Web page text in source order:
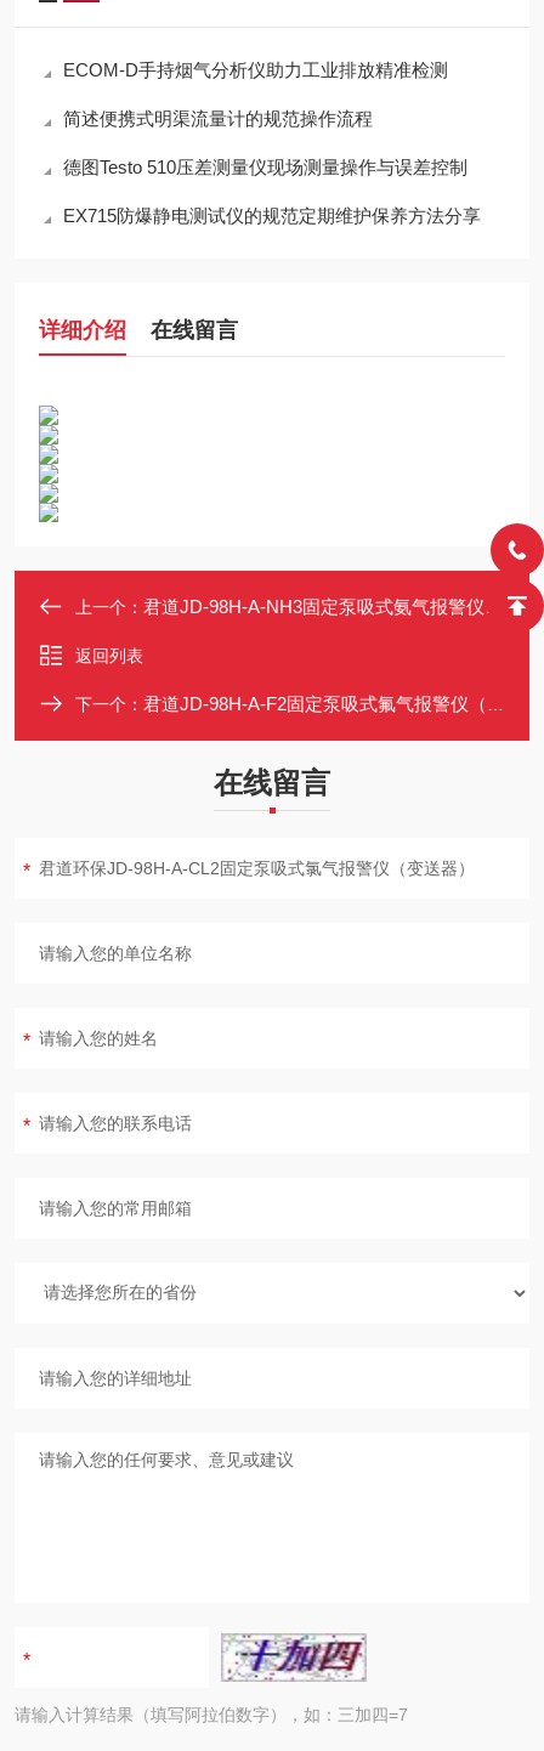
ECOM-D手持烟气分析仪助力工业排放精准检测
简述便携式明渠流量计的规范操作流程
德图Testo 510压差测量仪现场测量操作与误差控制
EX715防爆静电测试仪的规范定期维护保养方法分享
详细介绍 在线留言
上一个： 君道JD-98H-A-NH3固定泵吸式氨气报警仪（变送器）
返回列表
下一个： 君道JD-98H-A-F2固定泵吸式氟气报警仪（氟气变送器）
在线留言
请输入计算结果（填写阿拉伯数字），如：三加四=7